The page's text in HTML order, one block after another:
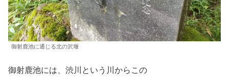
御射鹿池に通じる北の沢堰
御射鹿池には、渋川という川からこの